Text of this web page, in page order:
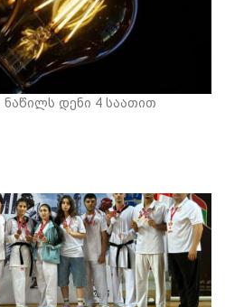
ნაწილს დენი 4 საათით